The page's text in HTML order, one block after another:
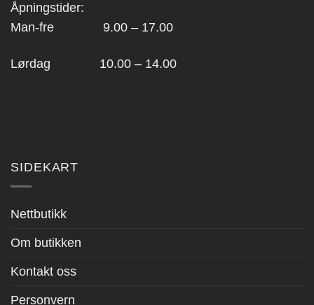
Åpningstider:
Man-fre 9.00 – 17.00
Lørdag 10.00 – 14.00
SIDEKART
Nettbutikk
Om butikken
Kontakt oss
Personvern